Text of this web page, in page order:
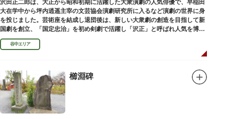
沢田正二郎は、大正から昭和初期に活躍した大衆演劇の人気俳優で、早稲田
大在学中から坪内逍遥主宰の文芸協会演劇研究所に入るなど演劇の世界に身
を投じました。芸術座を結成し退団後は、新しい大衆劇の創造を目指して新
国劇を創立、「国定忠治」を初め剣劇で活躍し「沢正」と呼ばれ人気を博し
ました。お墓は谷中霊園にあります。
谷中エリア
櫛淵碑